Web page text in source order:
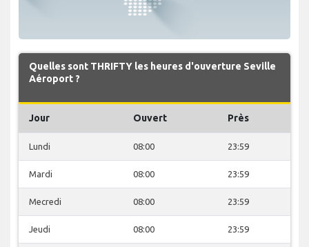
Quelles sont THRIFTY les heures d'ouverture Seville
Aéroport ?
Jour Ouvert Près
Lundi 08:00 23:59
Mardi 08:00 23:59
Mecredi 08:00 23:59
Jeudi 08:00 23:59